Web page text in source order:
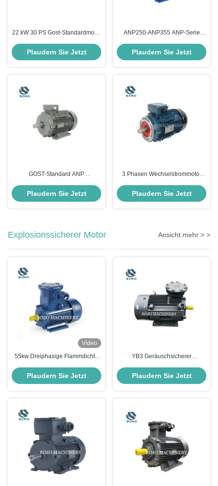
22 kW 30 PS Gost-Standardmotor
Induktionsasynchronmotor
Plaudern Sie Jetzt
ANP250-ANP355 ANP-Serie
Dreiphasenmotor 75KW-160KW
Plaudern Sie Jetzt
GOST-Standard ANP
380V Elektromotor B35 Montage
Plaudern Sie Jetzt
3 Phasen Wechselstrommotor
15kw Kleine Basis
Hochleistungsgeschwindigkeit
Plaudern Sie Jetzt
Explosionssicherer Motor Ansicht mehr > >
Video
55kw Dreiphasige Flammdichte
Elektromotor
Plaudern Sie Jetzt
YB3 Geräuschsicherer
Asynchrone Induktion Ex
Elektromotor
Plaudern Sie Jetzt